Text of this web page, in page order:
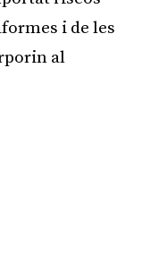
i de les
al